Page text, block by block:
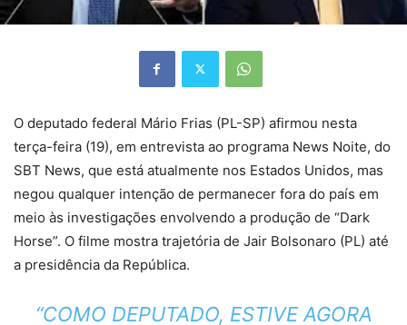
O deputado federal Mário Frias (PL-SP) afirmou nesta
terça-feira (19), em entrevista ao programa News Noite, do
SBT News, que está atualmente nos Estados Unidos, mas
negou qualquer intenção de permanecer fora do país em
meio às investigações envolvendo a produção de “Dark
Horse”. O filme mostra trajetória de Jair Bolsonaro (PL) até
a presidência da República.
“COMO DEPUTADO, ESTIVE AGORA